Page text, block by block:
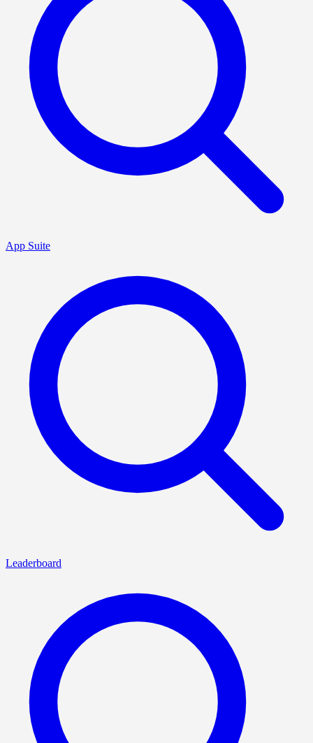
App Suite
Leaderboard